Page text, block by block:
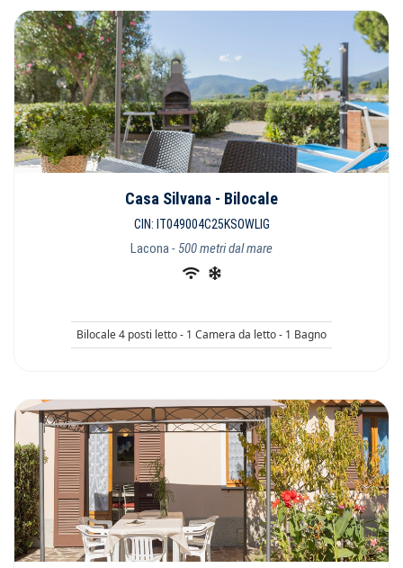
Casa Silvana - Bilocale
CIN: IT049004C25KSOWLIG
Lacona- 500 metri dal mare
Bilocale 4 posti letto - 1 Camera da letto - 1 Bagno